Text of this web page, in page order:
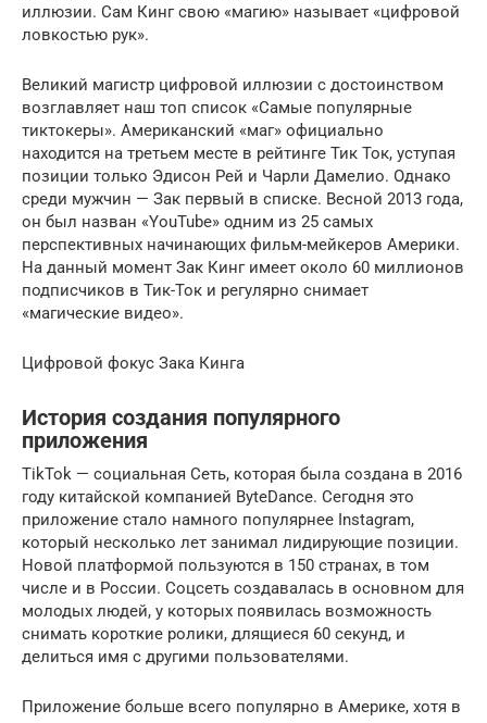
иллюзии. Сам Кинг свою «магию» называет «цифровой
ловкостью рук».
Великий магистр цифровой иллюзии с достоинством
возглавляет наш топ список «Самые популярные
тиктокеры». Американский «маг» официально
находится на третьем месте в рейтинге Тик Ток, уступая
позиции только Эдисон Рей и Чарли Дамелио. Однако
среди мужчин — Зак первый в списке. Весной 2013 года,
он был назван «YouTube» одним из 25 самых
перспективных начинающих фильм-мейкеров Америки.
На данный момент Зак Кинг имеет около 60 миллионов
подписчиков в Тик-Ток и регулярно снимает
«магические видео».
Цифровой фокус Зака Кинга
История создания популярного
приложения
TikTok — социальная Сеть, которая была создана в 2016
году китайской компанией ByteDance. Сегодня это
приложение стало намного популярнее Instagram,
который несколько лет занимал лидирующие позиции.
Новой платформой пользуются в 150 странах, в том
числе и в России. Соцсеть создавалась в основном для
молодых людей, у которых появилась возможность
снимать короткие ролики, длящиеся 60 секунд, и
делиться имя с другими пользователями.
Приложение больше всего популярно в Америке, хотя в